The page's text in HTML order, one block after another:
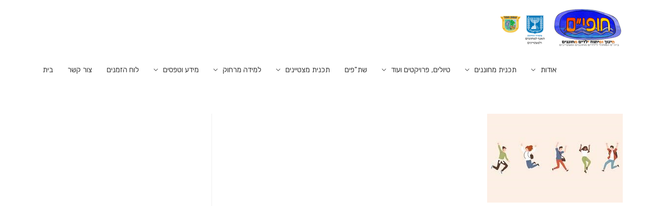
אודות תכנית מחוננים טיולים, פרויקטים ועוד שת"פים תכנית מצטיינים למידה מרחוק מידע וטפסים לוח הזמנים צור קשר בית